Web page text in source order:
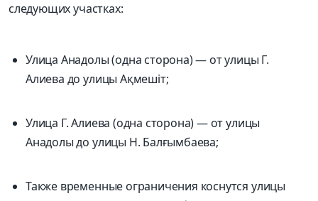
следующих участках:
Улица Анадолы (одна сторона) — от улицы Г.
Алиева до улицы Ақмешіт;
Улица Г. Алиева (одна сторона) — от улицы
Анадолы до улицы Н. Балғымбаева;
Также временные ограничения коснутся улицы